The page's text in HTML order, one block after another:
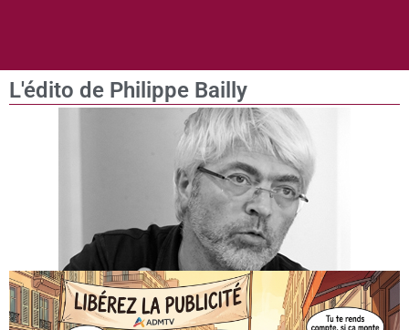
L'édito de Philippe Bailly